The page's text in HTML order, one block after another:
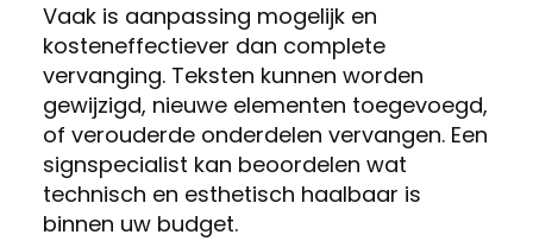
Vaak is aanpassing mogelijk en
kosteneffectiever dan complete
vervanging. Teksten kunnen worden
gewijzigd, nieuwe elementen toegevoegd,
of verouderde onderdelen vervangen. Een
signspecialist kan beoordelen wat
technisch en esthetisch haalbaar is
binnen uw budget.